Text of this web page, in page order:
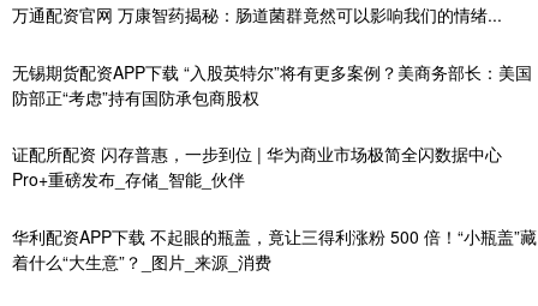
万通配资官网 万康智药揭秘：肠道菌群竟然可以影响我们的情绪...
无锡期货配资APP下载 “入股英特尔”将有更多案例？美商务部长：美国
防部正“考虑”持有国防承包商股权
证配所配资 闪存普惠，一步到位 | 华为商业市场极简全闪数据中心
Pro+重磅发布_存储_智能_伙伴
华利配资APP下载 不起眼的瓶盖，竟让三得利涨粉 500 倍！“小瓶盖”藏
着什么“大生意”？_图片_来源_消费